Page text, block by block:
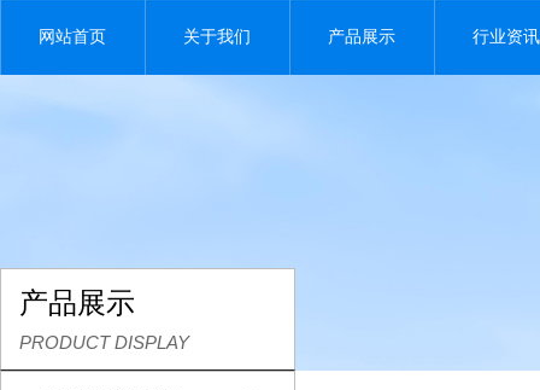
网站首页 关于我们 产品展示 行业资讯
产品展示
PRODUCT DISPLAY